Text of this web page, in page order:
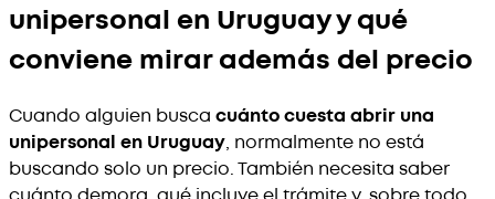
unipersonal en Uruguay y qué
conviene mirar además del precio
Cuando alguien busca cuánto cuesta abrir una
unipersonal en Uruguay, normalmente no está
buscando solo un precio. También necesita saber